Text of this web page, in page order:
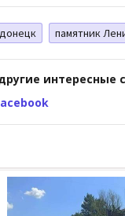
памятник
интересные